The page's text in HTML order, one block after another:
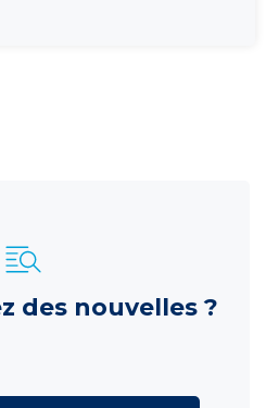
des nouvelles ?